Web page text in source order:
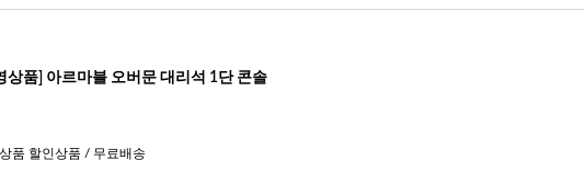
상품] 아르마블 오버문 대리석 1단 콘솔
품 할인상품 / 무료배송